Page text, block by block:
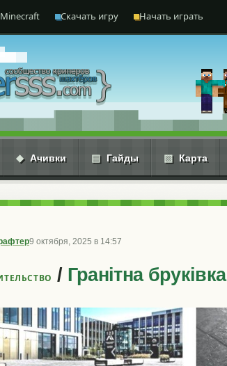
Скачать игру Начать играть
◆ Ачивки ▤ Гайды ▧ Карта
9 октября, 2025 в 14:57
/ Гранітна бруківка